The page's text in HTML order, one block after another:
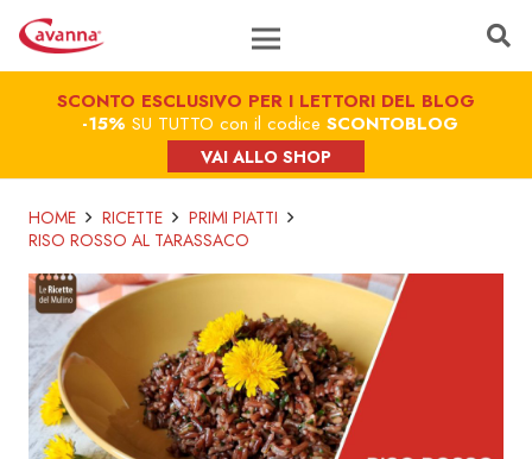
SCONTO ESCLUSIVO PER I LETTORI DEL BLOG
-15% SU TUTTO con il codice SCONTOBLOG
VAI ALLO SHOP
HOME RICETTE
PRIMI PIATTI
RISO ROSSO AL TARASSACO